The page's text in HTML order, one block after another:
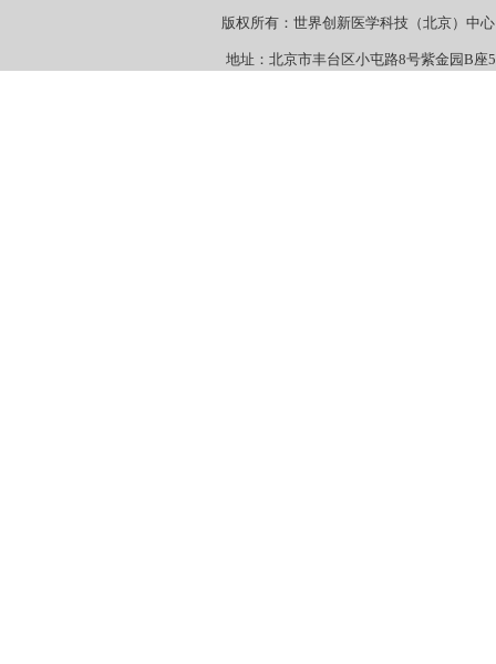
版权所有：世界创新医学科技（北京）
地址：北京市丰台区小屯路8号紫金园B